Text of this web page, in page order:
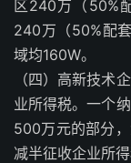
区240万（50%
240万（50%配
域均160W。
（四）高新技术
业所得税。一个
500万元的部分
减半征收企业所得